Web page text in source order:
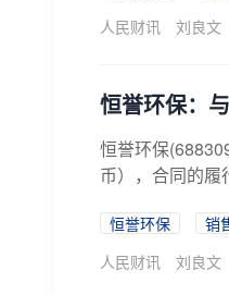
人民财讯
刘良文
恒誉环保：
恒誉环保
币），合同的
恒誉环保 销
人民财讯
刘良文